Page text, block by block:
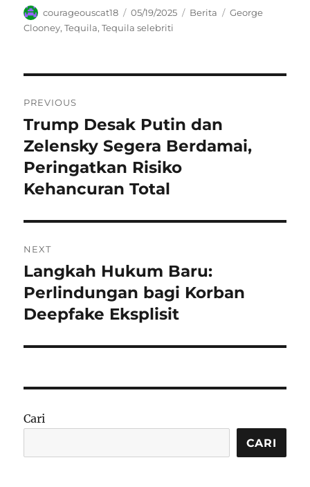
Author
courageouscat18
Posted
on
05/19/2025 Categories
Berita Tags
George
Clooney,Tequila,Tequila selebriti
pos
PREVIOUS
Previous
post:
Trump Desak Putin dan
Zelensky Segera Berdamai,
Peringatkan Risiko
Kehancuran Total
NEXT
Next
post:
Langkah Hukum Baru:
Perlindungan bagi Korban
Deepfake Eksplisit
Cari
CARI